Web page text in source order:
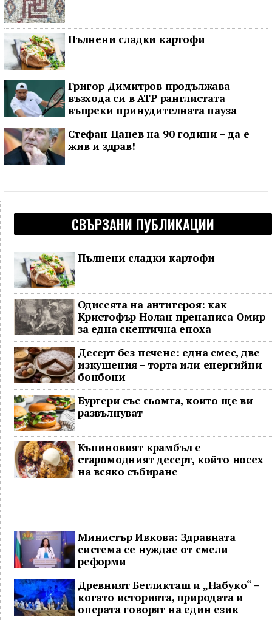
Пълнени сладки картофи
Григор Димитров продължава
възхода си в ATP ранглистата
въпреки принудителната пауза
Стефан Цанев на 90 години – да е
жив и здрав!
СВЪРЗАНИ ПУБЛИКАЦИИ
Пълнени сладки картофи
Одисеята на антигероя: как
Кристофър Нолан пренаписа Омир
за една скептична епоха
Десерт без печене: една смес, две
изкушения – торта или енергийни
бонбони
Бургери със сьомга, които ще ви
развълнуват
Къпиновият крамбъл е
старомодният десерт, който носех
на всяко събиране
Министър Ивкова: Здравната
система се нуждае от смели
реформи
Древният Бегликташ и „Набуко“ –
когато историята, природата и
операта говорят на един език